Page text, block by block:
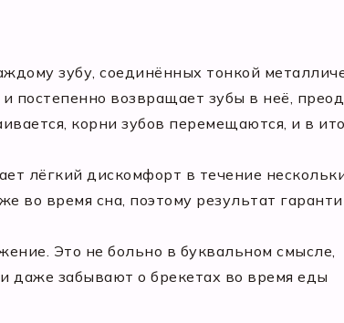
зубу, соединённых тонкой
постепенно возвращает зубы в неё,
корни зубов перемещаются, и в
лёгкий дискомфорт в течение
во время сна, поэтому результат
Это не больно в буквальном смысле,
даже забывают о брекетах во время еды